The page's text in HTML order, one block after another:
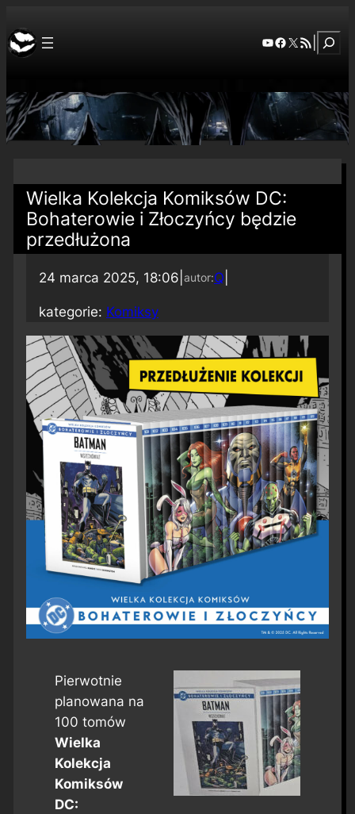
YouTube
Facebook
X RSS Feed
Wielka Kolekcja Komiksów DC:
Bohaterowie i Złoczyńcy będzie
przedłużona
24 marca 2025, 18:06 autor:Q
kategorie: Komiksy
Pierwotnie
planowana na
100 tomów
Wielka
Kolekcja
Komiksów
DC: